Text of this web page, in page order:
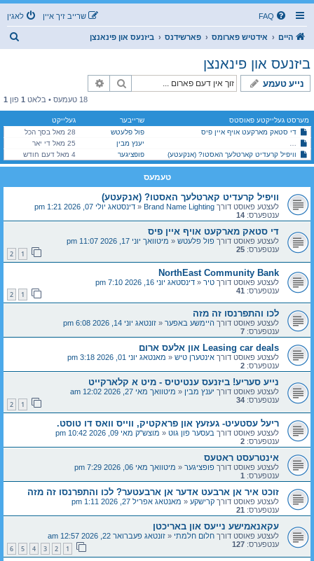
FAQ לאגין שרייב זיך איין
היים אידטיש פארומס פארשידנס ביזנעס און פינאנצן
ביזנעס און פינאנצן
נייע טעמע זוך
18 טעמעס • בלאט 1 פון 1
מערסט געלייקטע פאוסטס שרייבער
געלייקט
די סטאק מארקעט אויף איין פיס
פול פלעטש
28 מאל בסך הכל
די יסודות פון עפענען און אוועקשטעלן א ביזנעס [פון א לעגאלע שטאנדפונקט] -וועכענטליכע שמועס-
יענץ מבין
25 מאל די יאר
וויפיל קרעדיט קארטלעך האסטו? (אנקעטע)
פופציגער 4 מאל דעם חודש
טעמעס
וויפיל קרעדיט קארטלעך האסטו? (אנקעטע)
לעצטע פאוסט דורך Brand Name Lighting
« דינסטאג יולי 07, 2026 1:21 pm
ענטפערס: 14
די סטאק מארקעט אויף איין פיס
לעצטע פאוסט דורך פול פלעטש « מיטוואך יוני 17, 2026 11:07 pm
ענטפערס: 25
1
2
NorthEast Community Bank
לעצטע פאוסט דורך טיר « דינסטאג יוני 16, 2026 7:10 pm
ענטפערס: 41
1
2
לכו והתפרנסו זה מזה
לעצטע פאוסט דורך היימשע באפער « זונטאג יוני 14, 2026 6:08 pm
ענטפערס: 7
Leasing car deals און אלעס ארום
לעצטע פאוסט דורך אינטערן טיש « מאנטאג יוני 01, 2026 3:18 pm
ענטפערס: 2
נייע סעריע! ביזנעס ענטיטיס - מיט א קלארקייט
לעצטע פאוסט דורך יענץ מבין « מיטוואך מאי 27, 2026 12:02 am
ענטפערס: 34
1
2
ריעל עסטעיט- געזעץ און פראקטיק, ווייס וואס דו טוסט.
לעצטע פאוסט דורך בעסער פון גוט « מוצש"ק מאי 09, 2026 10:42 pm
ענטפערס: 2
אינטרעסט ראטעס
לעצטע פאוסט דורך פופציגער « מיטוואך מאי 06, 2026 7:29 pm
ענטפערס: 1
זוכט איר אן ארבעט אדער אן ארבעטער? לכו והתפרנסו זה מזה
לעצטע פאוסט דורך קרישקע « מאנטאג אפריל 27, 2026 1:11 pm
ענטפערס: 21
עקאנאמישע נייעס און באריכטן
לעצטע פאוסט דורך חלום חלמתי « זונטאג פעברואר 22, 2026 12:57 am
ענטפערס: 127
1
2
3
4
5
6